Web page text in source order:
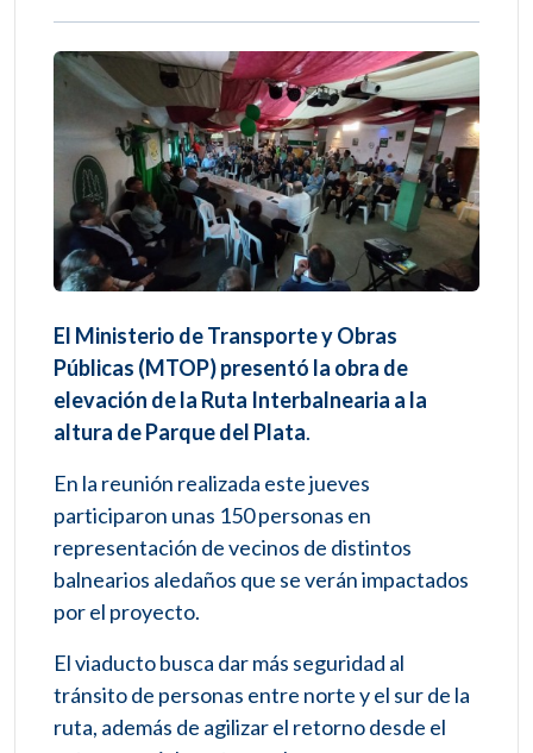
El Ministerio de Transporte y Obras
Públicas (MTOP) presentó la obra de
elevación de la Ruta Interbalnearia a la
altura de Parque del Plata.
En la reunión realizada este jueves
participaron unas 150 personas en
representación de vecinos de distintos
balnearios aledaños que se verán impactados
por el proyecto.
El viaducto busca dar más seguridad al
tránsito de personas entre norte y el sur de la
ruta, además de agilizar el retorno desde el